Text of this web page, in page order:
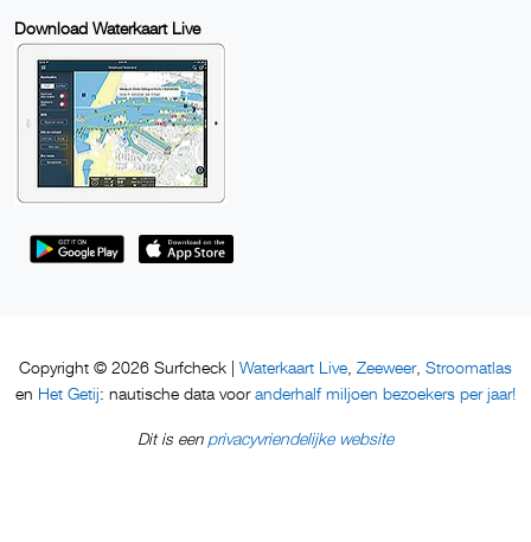
Download Waterkaart Live
Copyright © 2026 Surfcheck | Waterkaart Live Zeeweer, Stroomatlas
en Het Getij: nautische data vooranderhalf miljoen bezoekers per jaar!
Dit is een privacyvriendelijke website